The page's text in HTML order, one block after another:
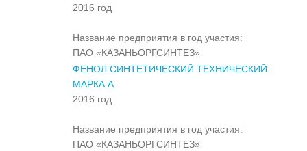
2016 год
Название предприятия в год участия:
ПАО «КАЗАНЬОРГСИНТЕЗ»
ФЕНОЛ СИНТЕТИЧЕСКИЙ ТЕХНИЧЕСКИЙ.
МАРКА А
2016 год
Название предприятия в год участия:
ПАО «КАЗАНЬОРГСИНТЕЗ»